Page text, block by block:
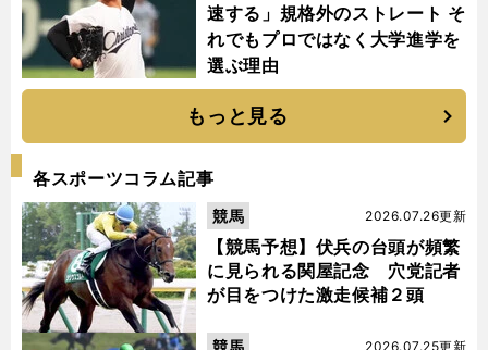
速する」規格外のストレート そ
れでもプロではなく大学進学を
選ぶ理由
もっと見る
各スポーツコラム記事
【競馬予想】伏兵の台頭が頻繁
に見られる関屋記念 穴党記者
が目をつけた激走候補２頭
2026.07.26更新
競馬
2026.07.25更新